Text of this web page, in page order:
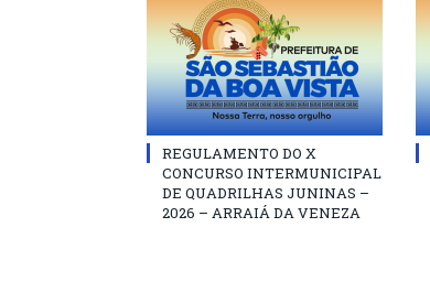
REGULAMENTO DO X
CONCURSO INTERMUNICIPAL
DE QUADRILHAS JUNINAS –
2026 – ARRAIÁ DA VENEZA